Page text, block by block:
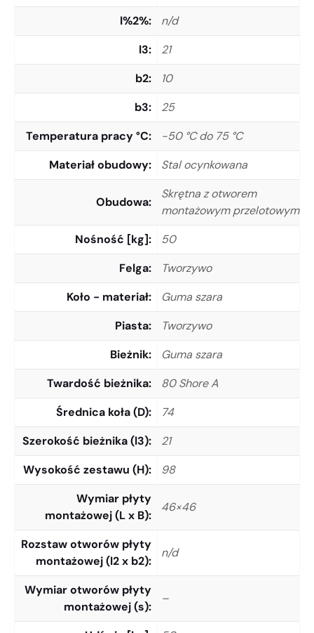
l%2%
n/d
l3
21
b2
10
b3
25
Temperatura pracy °C
-50 °C do 75 °C
Materiał obudowy
Stal ocynkowana
Obudowa
Skrętna z otworem
montażowym przelotowym
Nośność [kg]
50
Felga
Tworzywo
Koło - materiał
Guma szara
Piasta
Tworzywo
Bieżnik
Guma szara
Twardość bieżnika
80 Shore A
Średnica koła (D)
74
Szerokość bieżnika (l3)
21
Wysokość zestawu (H)
98
Wymiar płyty
montażowej (L x B)
46×46
Rozstaw otworów płyty
montażowej (l2 x b2)
n/d
Wymiar otworów płyty
montażowej (s)
–